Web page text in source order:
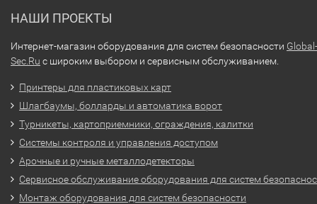
НАШИ ПРОЕКТЫ
Интернет-магазин оборудования для систем безопасности Global-
Sec.Ru с широким выбором и сервисным обслуживанием.
Принтеры для пластиковых карт
Шлагбаумы, болларды и автоматика ворот
Турникеты, картоприемники, ограждения, калитки
Системы контроля и управления доступом
Арочные и ручные металлодетекторы
Сервисное обслуживание оборудования для систем
Монтаж оборудования для систем безопасности